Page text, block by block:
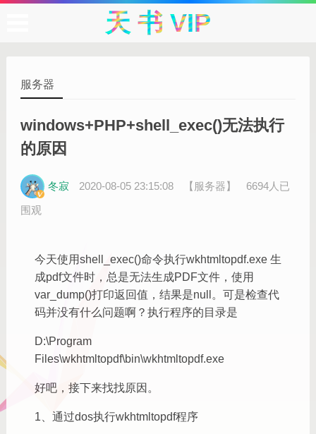
天 书 VIP
服务器
windows+PHP+shell_exec()无法执行
的原因
冬寂 2020-08-05 23:15:08 【服务器】
6694人已
围观
今天使用shell_exec()命令执行wkhtmltopdf.exe 生
成pdf文件时，总是无法生成PDF文件，使用
var_dump()打印返回值，结果是null。可是检查代
码并没有什么问题啊？执行程序的目录是
D:\Program
Files\wkhtmltopdf\bin\wkhtmltopdf.exe
好吧，接下来找找原因。
1、通过dos执行wkhtmltopdf程序